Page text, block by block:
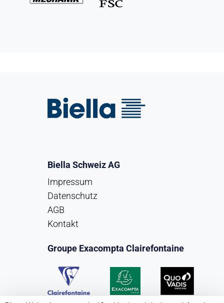
Biella Schweiz AG
Impressum
Datenschutz
AGB
Kontakt
Groupe Exacompta Clairefontaine